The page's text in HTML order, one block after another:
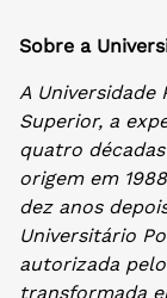
Sobre a
A Universidade
Superior, a
quatro
origem em
dez anos
Universitário
autorizada
transformada